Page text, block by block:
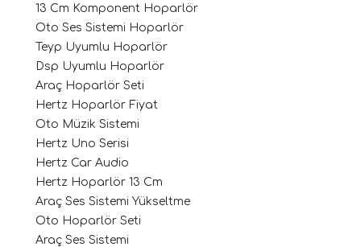
13 Cm Komponent Hoparlör
Oto Ses Sistemi Hoparlör
Teyp Uyumlu Hoparlör
Dsp Uyumlu Hoparlör
Araç Hoparlör Seti
Hertz Hoparlör Fiyat
Oto Müzik Sistemi
Hertz Uno Serisi
Hertz Car Audio
Hertz Hoparlör 13 Cm
Araç Ses Sistemi Yükseltme
Oto Hoparlör Seti
Araç Ses Sistemi